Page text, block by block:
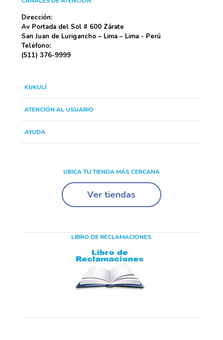
Dirección:
Av Portada del Sol # 600 Zárate
San Juan de Lurigancho – Lima – Lima - Perú
Teléfono:
(511) 376-9999
KUKULÍ
ATENCIÓN AL USUARIO
AYUDA
UBICA TU TIENDA MÁS CERCANA
Ver tiendas
LIBRO DE RECLAMACIONES